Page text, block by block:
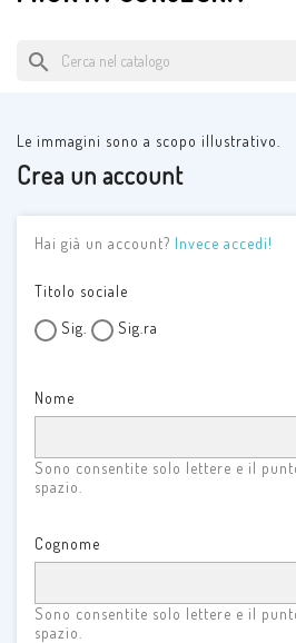
search
Le immagini sono a scopo illustrativo.
Crea un account
Hai già un account? Invece accedi!
Titolo sociale
Sig.
Sig.ra
Nome
Sono consentite solo lettere e il
spazio.
Cognome
Sono consentite solo lettere e il
spazio.